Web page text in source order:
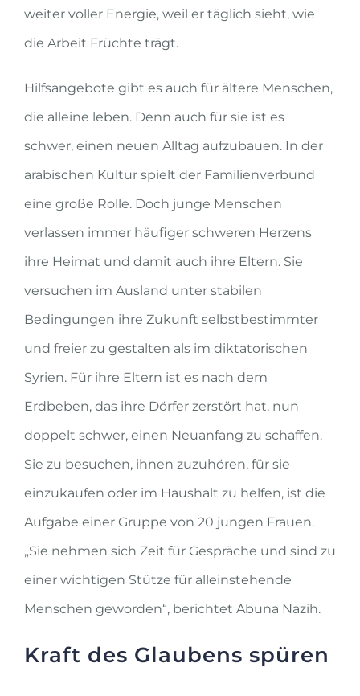
weiter voller Energie, weil er täglich sieht, wie
die Arbeit Früchte trägt.
Hilfsangebote gibt es auch für ältere Menschen,
die alleine leben. Denn auch für sie ist es
schwer, einen neuen Alltag aufzubauen. In der
arabischen Kultur spielt der Familienverbund
eine große Rolle. Doch junge Menschen
verlassen immer häufiger schweren Herzens
ihre Heimat und damit auch ihre Eltern. Sie
versuchen im Ausland unter stabilen
Bedingungen ihre Zukunft selbstbestimmter
und freier zu gestalten als im diktatorischen
Syrien. Für ihre Eltern ist es nach dem
Erdbeben, das ihre Dörfer zerstört hat, nun
doppelt schwer, einen Neuanfang zu schaffen.
Sie zu besuchen, ihnen zuzuhören, für sie
einzukaufen oder im Haushalt zu helfen, ist die
Aufgabe einer Gruppe von 20 jungen Frauen.
„Sie nehmen sich Zeit für Gespräche und sind zu
einer wichtigen Stütze für alleinstehende
Menschen geworden“, berichtet Abuna Nazih.
Kraft des Glaubens spüren